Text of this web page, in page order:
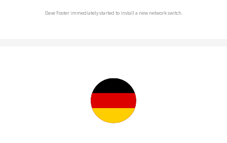
Dave Foster immediately started to install a new network switch.